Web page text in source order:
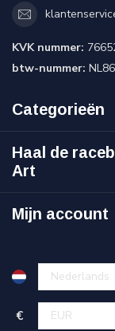
KVK nummer:
btw-nummer:
Categorieën
Haal de
Art
Mijn account
€